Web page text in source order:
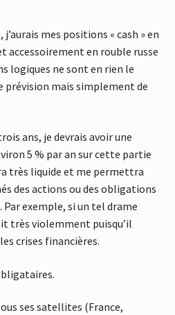
mes positions « cash » en
accessoirement en rouble russe
logiques ne sont en rien le
prévision mais simplement de
ans, je devrais avoir une
5 % par an sur cette partie
très liquide et me permettra
des actions ou des obligations
Par exemple, si un tel drame
très violemment puisqu’il
crises financières.
ses satellites (France,